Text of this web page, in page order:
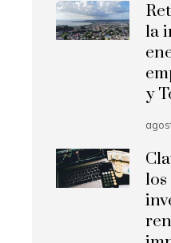
la
y